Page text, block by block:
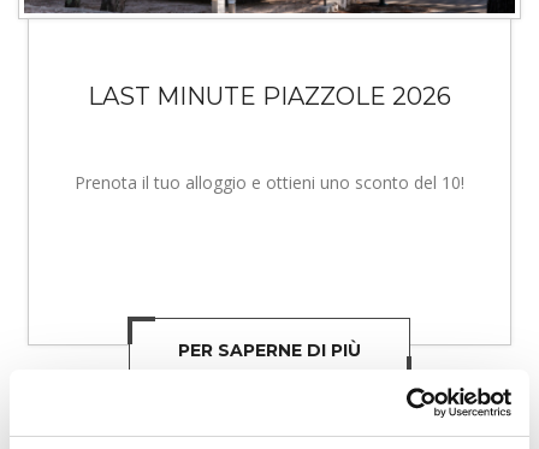
LAST MINUTE PIAZZOLE 2026
Prenota il tuo alloggio e ottieni uno sconto del 10!
PER SAPERNE DI PIÙ